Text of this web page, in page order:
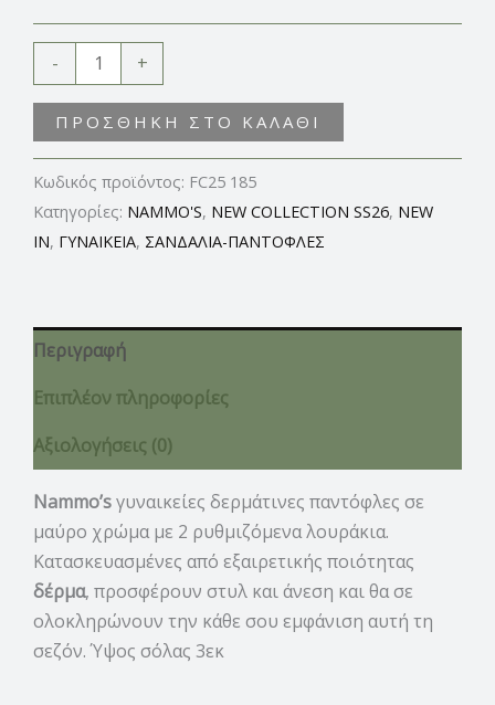
- +
ΠΡΟΣΘΉΚΗ ΣΤΟ ΚΑΛΆΘΙ
Κωδικός προϊόντος: FC25 185
Κατηγορίες: NAMMO'S, NEW COLLECTION SS26, NEW
IN, ΓΥΝΑΙΚΕΙΑ, ΣΑΝΔΑΛΙΑ-ΠΑΝΤΟΦΛΕΣ
Περιγραφή
Επιπλέον πληροφορίες
Αξιολογήσεις (0)
Nammo’sγυναικείες δερμάτινες παντόφλες σε
μαύρο χρώμα με 2 ρυθμιζόμενα λουράκια.
Κατασκευασμένες από εξαιρετικής ποιότητας
δέρμα, προσφέρουν στυλ και άνεση και θα σε
ολοκληρώνουν την κάθε σου εμφάνιση αυτή τη
σεζόν. Ύψος σόλας 3εκ